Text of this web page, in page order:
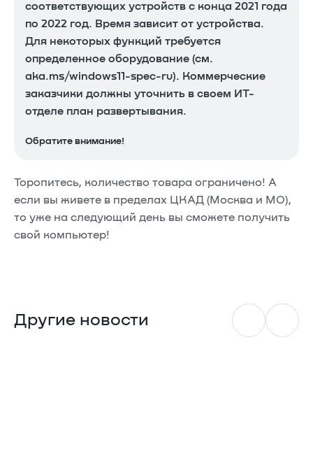
соответствующих устройств с конца 2021 года
по 2022 год. Время зависит от устройства.
Для некоторых функций требуется
определенное оборудование (см.
aka.ms/windows11-spec-ru). Коммерческие
заказчики должны уточнить в своем ИТ-
отделе план развертывания.
Обратите внимание!
Торопитесь, количество товара ограничено! А
если вы живете в пределах ЦКАД (Москва и МО),
то уже на следующий день вы сможете получить
свой компьютер!
Другие новости